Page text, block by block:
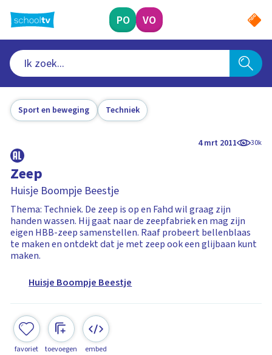
naar
hoofdinhoud
PO VO
Sport en beweging Techniek
4 mrt 2011 30k
Zeep
Huisje Boompje Beestje
Thema: Techniek. De zeep is op en Fahd wil graag zijn
handen wassen. Hij gaat naar de zeepfabriek en mag zijn
eigen HBB-zeep samenstellen. Raaf probeert bellenblaas
te maken en ontdekt dat je met zeep ook een glijbaan kunt
maken.
Huisje Boompje Beestje
favoriet toevoegen embed